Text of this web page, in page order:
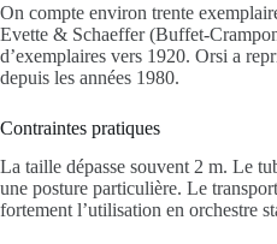
On compte environ trente
Evette & Schaeffer (Buffet-
d’exemplaires vers 1920. Orsi a
depuis les années 1980.
Contraintes pratiques
La taille dépasse souvent 2 m. Le
une posture particulière. Le
fortement l’utilisation en orchestre